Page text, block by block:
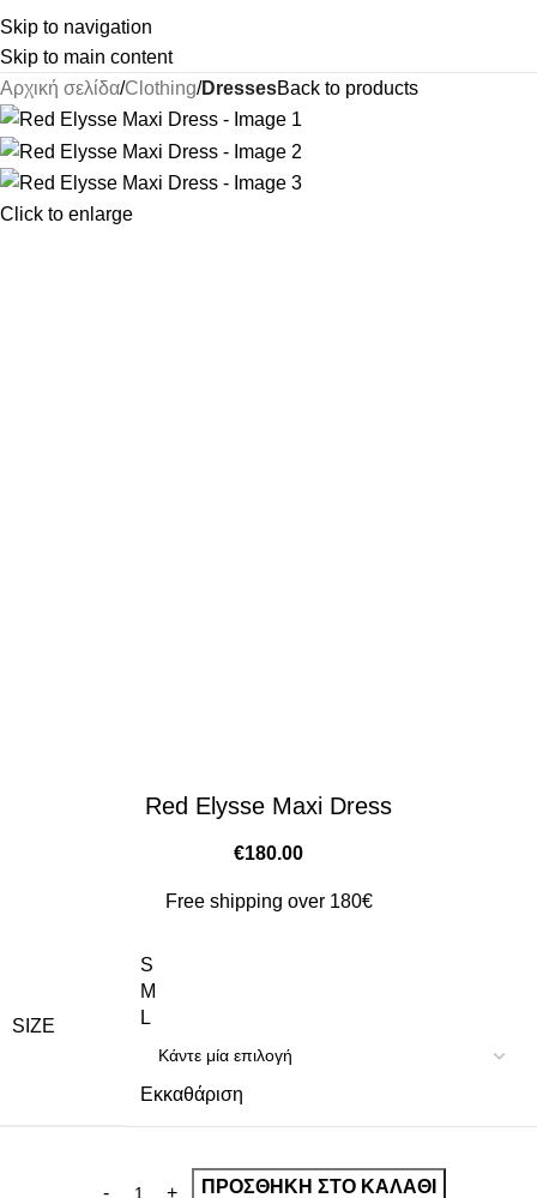
Skip to navigation
Skip to main content
Αρχική σελίδα Clothing DressesBack to products
Click to enlarge
Red Elysse Maxi Dress
€180.00
Free shipping over 180€
SIZE
S
M
L
Εκκαθάριση
ΠΡΟΣΘΉΚΗ ΣΤΟ ΚΑΛΆΘΙ